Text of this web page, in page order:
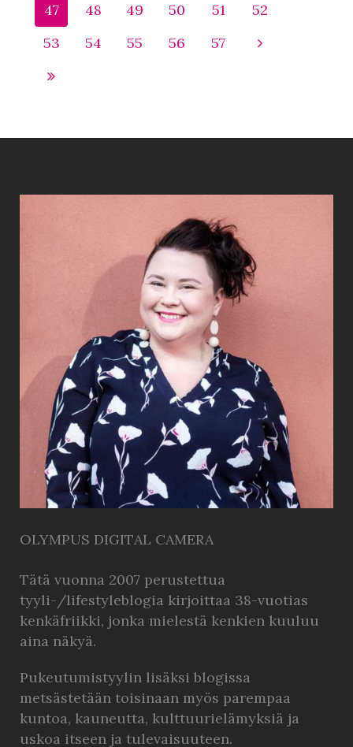
47
48 49 50 51
52
53
54 55 56 57
OLYMPUS DIGITAL CAMERA
Tätä vuonna 2007 perustettua
tyyli-/lifestyleblogia kirjoittaa 38-vuotias
kenkäfriikki, jonka mielestä kenkien kuuluu
aina näkyä.
Pukeutumistyylin lisäksi blogissa
metsästetään toisinaan myös parempaa
kuntoa, kauneutta, kulttuurielämyksiä ja
uskoa itseen ja tulevaisuuteen.